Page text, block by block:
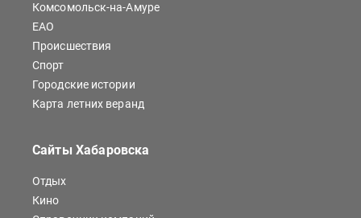
Комсомольск-на-Амуре
ЕАО
Происшествия
Спорт
Городские истории
Карта летних веранд
Сайты Хабаровска
Отдых
Кино